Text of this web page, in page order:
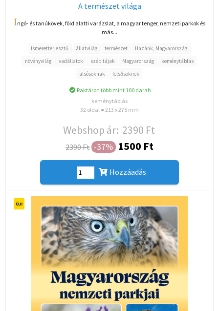
A természet világa
Ingó- és tanúkövek, föld alatti varázslat, a magyar tenger, nemzeti parkok és
más...
Ismeretterjesztő állatvilág természet
Hazánk, Magyarország
növényvilág
vadállatok szép tájak Magyarország
keménytáblás
alsósoknak
felsősöknek
Raktáron több mint 100 darab
keménytáblás
32 oldal ● 213 x 275 mm
Webshop ár: 2390 Ft
2390 Ft -37% 1500 Ft
Hozzáadás